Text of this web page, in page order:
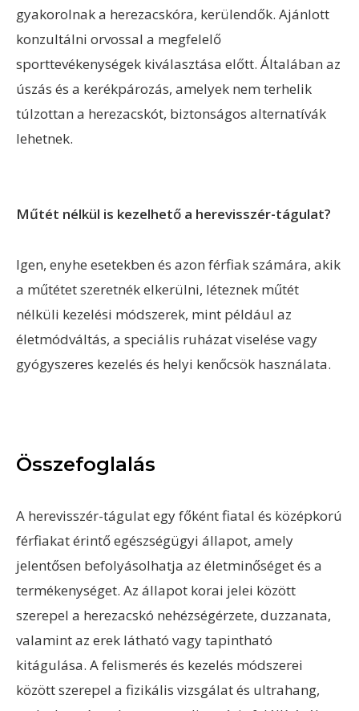
gyakorolnak a herezacskóra, kerülendők. Ajánlott
konzultálni orvossal a megfelelő
sporttevékenységek kiválasztása előtt. Általában az
úszás és a kerékpározás, amelyek nem terhelik
túlzottan a herezacskót, biztonságos alternatívák
lehetnek.
Műtét nélkül is kezelhető a herevisszér-tágulat?
Igen, enyhe esetekben és azon férfiak számára, akik
a műtétet szeretnék elkerülni, léteznek műtét
nélküli kezelési módszerek, mint például az
életmódváltás, a speciális ruházat viselése vagy
gyógyszeres kezelés és helyi kenőcsök használata.
Összefoglalás
A herevisszér-tágulat egy főként fiatal és középkorú
férfiakat érintő egészségügyi állapot, amely
jelentősen befolyásolhatja az életminőséget és a
termékenységet. Az állapot korai jelei között
szerepel a herezacskó nehézségérzete, duzzanata,
valamint az erek látható vagy tapintható
kitágulása. A felismerés és kezelés módszerei
között szerepel a fizikális vizsgálat és ultrahang,